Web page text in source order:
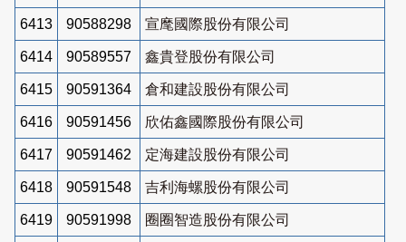
6413 90588298 宣麾國際股份有限公司
6414 90589557 鑫貴登股份有限公司
6415 90591364 倉和建設股份有限公司
6416 90591456 欣佑鑫國際股份有限公司
6417 90591462 定海建設股份有限公司
6418 90591548 吉利海螺股份有限公司
6419 90591998 圈圈智造股份有限公司